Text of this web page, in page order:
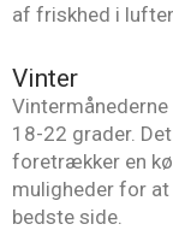
af friskhed i
Vinter
18-22 grader.
foretrækker en
muligheder for
bedste side.